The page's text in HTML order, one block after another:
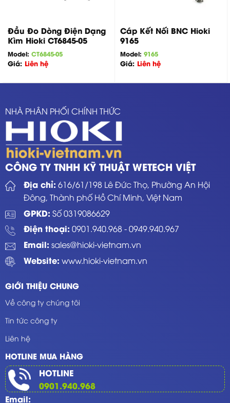
Đầu Đo Dòng Điện Dạng
Kìm Hioki CT6845-05
Model: CT6845-05
Giá: Liên hệ
Cáp Kết Nối BNC Hioki
9165
Model: 9165
Giá: Liên hệ
NHÀ PHÂN PHỐI CHÍNH THỨC
CÔNG TY TNHH KỸ THUẬT WETECH VIỆT
Địa chỉ: 616/61/198 Lê Đức Thọ, Phường An Hội
Đông, Thành phố Hồ Chí Minh, Việt Nam
GPKD: Số 0319086629
Điện thoại: 0901.940.968-0949.940.967
Email: sales@hioki-vietnam.vn
Website: www.hioki-vietnam.vn
GIỚI THIỆU CHUNG
Về công ty chúng tôi
Tin tức công ty
Liên hệ
HOTLINE MUA HÀNG
HOTLINE
0901.940.968
Email: